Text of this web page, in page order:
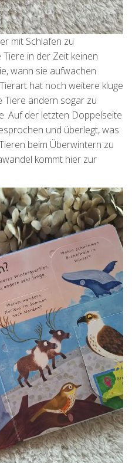
mit Schlafen zu
in der Zeit keinen
wann sie aufwachen
hat noch weitere kluge
Tiere ändern sogar zu
Auf der letzten Doppelseite
und überlegt, was
beim Überwintern zu
kommt hier zur